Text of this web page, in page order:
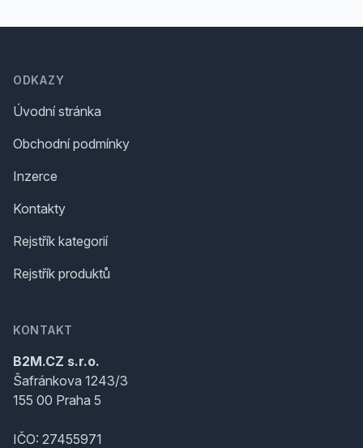
ODKAZY
Úvodní stránka
Obchodní podmínky
Inzerce
Kontakty
Rejstřík kategorií
Rejstřík produktů
KONTAKT
B2M.CZ s.r.o.
Šafránkova 1243/3
155 00 Praha 5
IČO: 27455971